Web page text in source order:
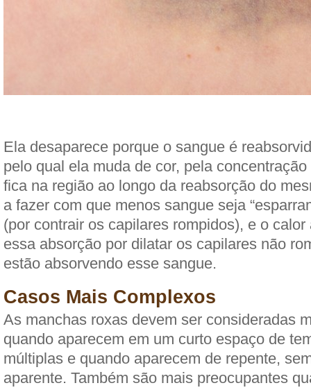
Ela desaparece porque o sangue é
pelo qual ela muda de cor, pela
fica na região ao longo da reabsorção do
a fazer com que menos sangue seja
(por contrair os capilares rompidos), e o
essa absorção por dilatar os capilares não
estão absorvendo esse sangue.
Casos Mais Complexos
As manchas roxas devem ser consideradas
quando aparecem em um curto espaço de
múltiplas e quando aparecem de repente,
aparente. Também são mais preocupantes